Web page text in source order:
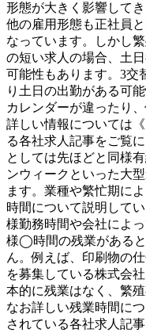
形態が大きく影響して
他の雇用形態も正社員
なっています。しかし
の短い求人の場合、土
可能性もあります。3交
り土日の出勤がある可
カレンダーが違ったり
詳しい情報については
る各社求人記事をご覧
としては先ほどと同様
ンウィークといった大
ます。業種や繁忙期に
時間について説明して
様勤務時間や会社によ
様◯時間の残業がある
ん。例えば、印刷物の
を募集している株式会
本的に残業はなく、繁
なお詳しい残業時間に
されている各社求人記